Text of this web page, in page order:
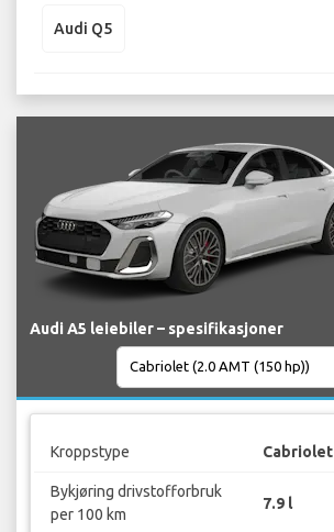
Audi Q5
Audi A5 leiebiler – spesifikasjoner
Kroppstype Cabriolet
Bykjøring drivstofforbruk
per 100 km
7.9 l